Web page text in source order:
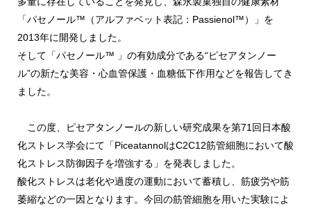
「パセノール™（アルファベット表記：Passienol™）」を
2013年に開発しました。
そして「パセノール™ 」の有効成分である“ピセアタンノー
ル”の新たな美容・心血管保護・血糖低下作用などを報告してき
ました。
この度、ピセアタンノールの新しい研究成果を第71回日本酸
化ストレス学会にて「PiceatannolはC2C12筋管細胞において酸
化ストレス防御因子を増強する」を発表しました。
酸化ストレスは老化や過度の運動において蓄積し、筋疲労や筋
萎縮などの一因となります。今回の筋管細胞を用いた実験によ